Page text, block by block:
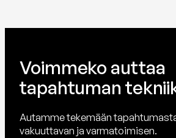
Voimmeko auttaa
tapahtuman
Autamme tekemään
vakuuttavan ja varmatoimisen.